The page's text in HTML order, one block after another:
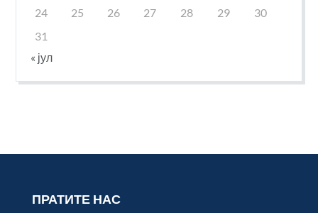
24
25 26 27 28 29
30
31
« јул
ПРАТИТЕ НАС